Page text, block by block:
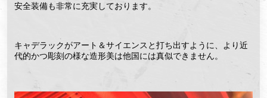
安全装備も非常に充実しております。
キャデラックがアート＆サイエンスと打ち出すように、より近
代的かつ彫刻の様な造形美は他国には真似できません。